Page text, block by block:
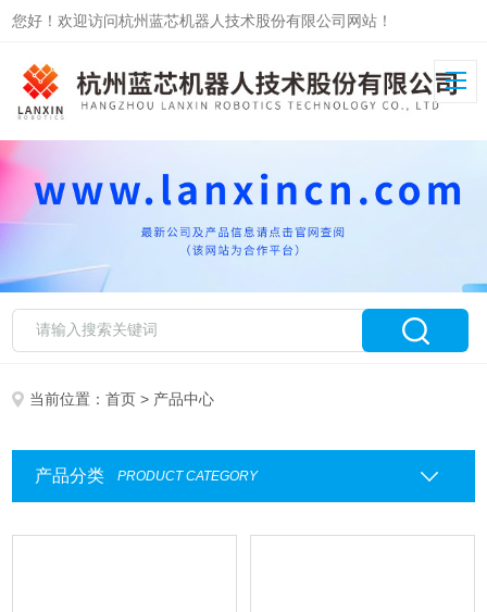
您好！欢迎访问杭州蓝芯机器人技术股份有限公司网站！
当前位置：首页 > 产品中心
产品分类 PRODUCT CATEGORY